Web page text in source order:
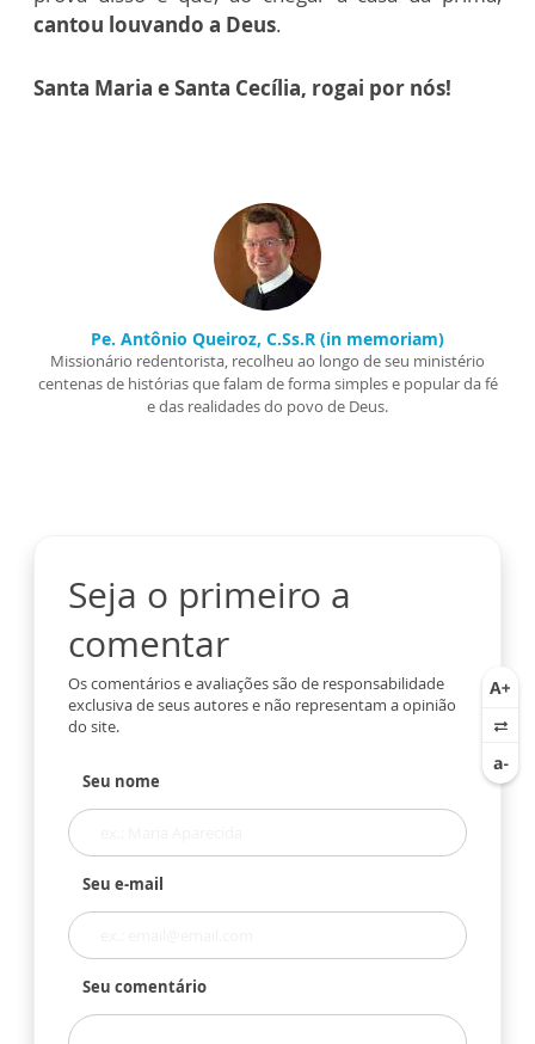
cantou louvando a Deus.
Santa Maria e Santa Cecília, rogai por nós!
Pe. Antônio Queiroz, C.Ss.R (in memoriam)
Missionário redentorista, recolheu ao longo de seu ministério
centenas de histórias que falam de forma simples e popular da fé
e das realidades do povo de Deus.
Seja o primeiro a
comentar
Os comentários e avaliações são de responsabilidade
exclusiva de seus autores e não representam a opinião
do site.
Seu nome
Seu e-mail
Seu comentário